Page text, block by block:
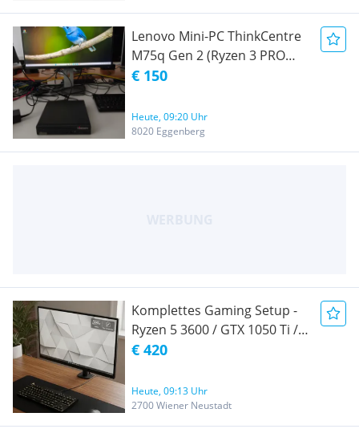
Lenovo Mini-PC ThinkCentre
M75q Gen 2 (Ryzen 3 PRO
5350GE / 16GB RAM / 512GB
€ 150
Heute, 09:20 Uhr
8020 Eggenberg
Komplettes Gaming Setup -
Ryzen 5 3600 / GTX 1050 Ti /
200Hz Monitor / Logitech G
€ 420
Heute, 09:13 Uhr
2700 Wiener Neustadt